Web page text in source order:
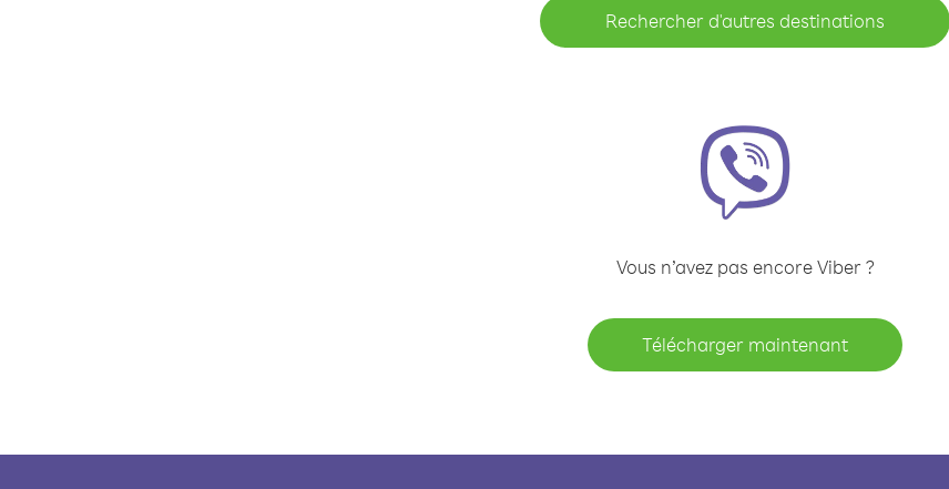
Rechercher d'autres destinations
Vous n’avez pas encore Viber ?
Télécharger maintenant